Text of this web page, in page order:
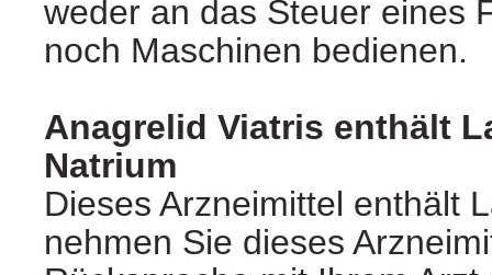
weder an das Steuer eines
noch Maschinen bedienen.
Anagrelid Viatris enthält
Natrium
Dieses Arzneimittel enthält
nehmen Sie dieses